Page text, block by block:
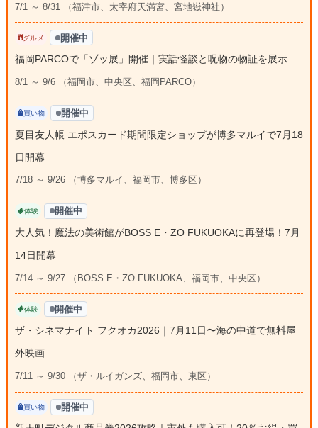
7/1 ～ 8/31 （福津市、太宰府天満宮、宮地嶽神社）
グルメ 開催中
福岡PARCOで「ゾッ展」開催｜実話怪談と呪物の物証を展示
8/1 ～ 9/6 （福岡市、中央区、福岡PARCO）
買い物 開催中
夏目友人帳 エポスカード期間限定ショップが博多マルイで7月18
日開幕
7/18 ～ 9/26 （博多マルイ、福岡市、博多区）
体験 開催中
大人気！魔法の美術館がBOSS E・ZO FUKUOKAに再登場！7月
14日開幕
7/14 ～ 9/27 （BOSS E・ZO FUKUOKA、福岡市、中央区）
体験 開催中
ザ・シネマナイト フクオカ2026｜7月11日〜海の中道で無料屋
外映画
7/11 ～ 9/30 （ザ・ルイガンズ、福岡市、東区）
買い物 開催中